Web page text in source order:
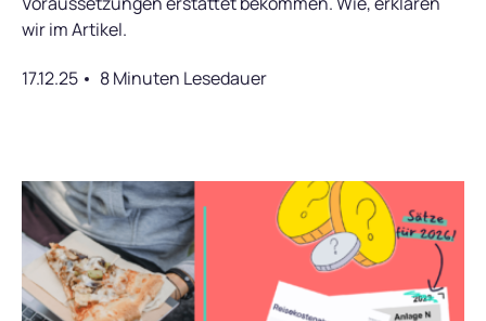
wir im Artikel.
17.12.25 8 Minuten Lesedauer